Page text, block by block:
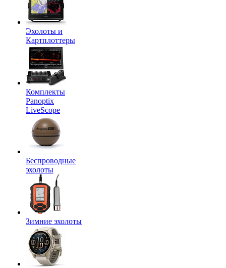
Эхолоты и
Картплоттеры
Комплекты
Panoptix
LiveScope
Беспроводные
эхолоты
Зимние эхолоты